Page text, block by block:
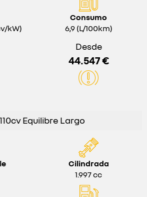
kW)
Consumo
6,9 (L/100km)
Desde
44.547 €
Equilibre Largo
Cilindrada
1.997 cc